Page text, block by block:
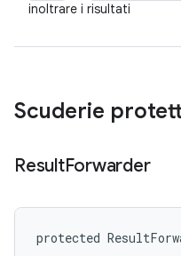
inoltrare i risultati
Scuderie
ResultForwarder
protected